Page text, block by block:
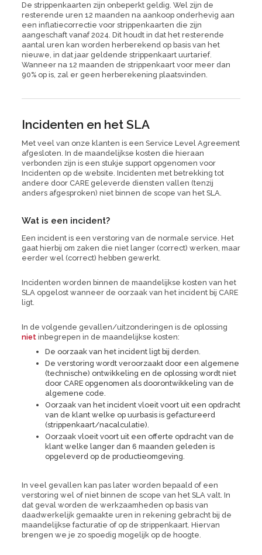
De strippenkaarten zijn onbeperkt geldig. Wel zijn de
resterende uren 12 maanden na aankoop onderhevig aan
een inflatiecorrectie voor strippenkaarten die zijn
aangeschaft vanaf 2024. Dit houdt in dat het resterende
aantal uren kan worden herberekend op basis van het
nieuwe, in dat jaar geldende strippenkaart uurtarief.
Wanneer na 12 maanden de strippenkaart voor meer dan
90% op is, zal er geen herberekening plaatsvinden.
Incidenten en het SLA
Met veel van onze klanten is een Service Level Agreement
afgesloten. In de maandelijkse kosten die hieraan
verbonden zijn is een stukje support opgenomen voor
Incidenten op de website. Incidenten met betrekking tot
andere door CARE geleverde diensten vallen (tenzij
anders afgesproken) niet binnen de scope van het SLA.
Wat is een incident?
Een incident is een verstoring van de normale service. Het
gaat hierbij om zaken die niet langer (correct) werken, maar
eerder wel (correct) hebben gewerkt.
Incidenten worden binnen de maandelijkse kosten van het
SLA opgelost wanneer de oorzaak van het incident bij CARE
ligt.
In de volgende gevallen/uitzonderingen is de oplossing
nietinbegrepen in de maandelijkse kosten:
De oorzaak van het incident ligt bij derden.
De verstoring wordt veroorzaakt door een algemene
(technische) ontwikkeling en de oplossing wordt niet
door CARE opgenomen als doorontwikkeling van de
algemene code.
Oorzaak van het incident vloeit voort uit een opdracht
van de klant welke op uurbasis is gefactureerd
(strippenkaart/nacalculatie).
Oorzaak vloeit voort uit een offerte opdracht van de
klant welke langer dan 6 maanden geleden is
opgeleverd op de productieomgeving.
In veel gevallen kan pas later worden bepaald of een
verstoring wel of niet binnen de scope van het SLA valt. In
dat geval worden de werkzaamheden op basis van
daadwerkelijk gemaakte uren in rekening gebracht bij de
maandelijkse facturatie of op de strippenkaart. Hiervan
brengen we je zo spoedig mogelijk op de hoogte.